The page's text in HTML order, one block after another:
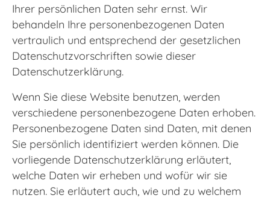
Ihrer persönlichen Daten sehr ernst. Wir
behandeln Ihre personenbezogenen Daten
vertraulich und entsprechend der gesetzlichen
Datenschutzvorschriften sowie dieser
Datenschutzerklärung.
Wenn Sie diese Website benutzen, werden
verschiedene personenbezogene Daten erhoben.
Personenbezogene Daten sind Daten, mit denen
Sie persönlich identifiziert werden können. Die
vorliegende Datenschutzerklärung erläutert,
welche Daten wir erheben und wofür wir sie
nutzen. Sie erläutert auch, wie und zu welchem